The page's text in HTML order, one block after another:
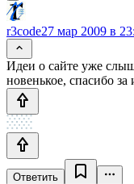
r3code27 мар 2009 в
Идеи о сайте уже
новенькое, спасибо
Ответить